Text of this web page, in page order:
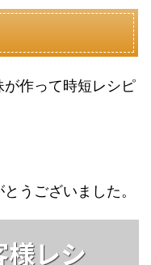
作って時短レシピ
うございました。
様レシ